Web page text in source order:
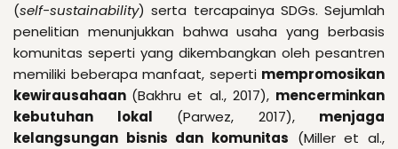
(self-sustainability) serta tercapainya SDGs. Sejumlah
penelitian menunjukkan bahwa usaha yang berbasis
komunitas seperti yang dikembangkan oleh pesantren
memiliki beberapa manfaat, seperti mempromosikan
kewirausahaan (Bakhru et al., 2017), mencerminkan
kebutuhan lokal (Parwez, 2017), menjaga
kelangsungan bisnis dan komunitas (Miller et al.,